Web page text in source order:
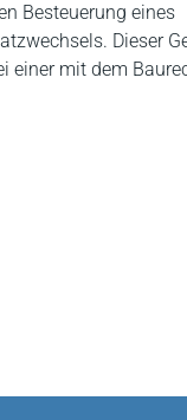
Besteuerung eines
Dieser
einer mit dem